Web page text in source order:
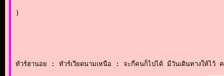
)
ทัวร์ฮานอย : ทัวร์เวียดนามเหนือ : จะกี่คนก็ไปได้ มีวันเดินทางให้ไว้